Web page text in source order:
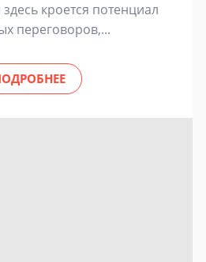
кроется потенциал
переговоров,...